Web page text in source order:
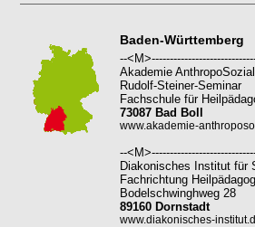
Baden-Württemberg
--
Akademie AnthropoSozial
Rudolf-Steiner-Seminar
Fachschule für
73087 Bad Boll
www.akademie-
--
Diakonisches Institut für
Fachrichtung
Bodelschwinghweg 28
89160 Dornstadt
www.diakonisches-